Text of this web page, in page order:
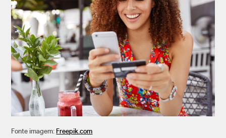
Fonte imagem: Freepik.com